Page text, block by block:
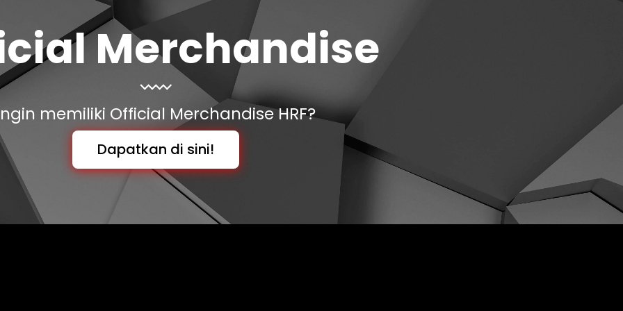
Merchandise
memiliki Official Merchandise HRF?
Dapatkan di sini!